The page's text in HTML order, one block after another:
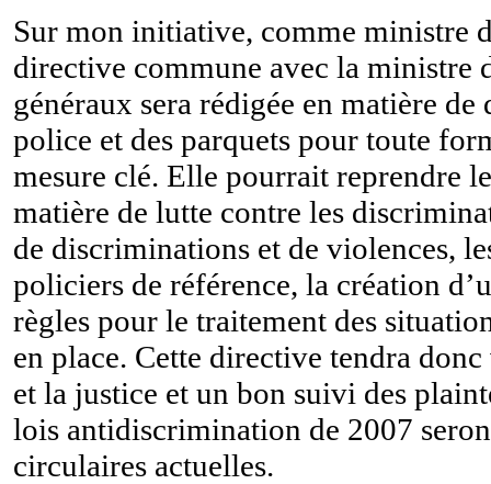
Sur mon initiative, comme ministre
directive commune avec la ministre
généraux sera rédigée en matière
police et des parquets pour toute
mesure clé. Elle pourrait reprendre
matière de lutte contre les
de discriminations et de violences,
policiers de référence, la création
règles pour le traitement des
en place. Cette directive tendra
et la justice et un bon suivi des
lois antidiscrimination de 2007
circulaires actuelles.